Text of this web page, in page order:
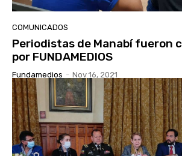
COMUNICADOS
Periodistas de Manabí fueron
por FUNDAMEDIOS
Fundamedios - Nov 16, 2021